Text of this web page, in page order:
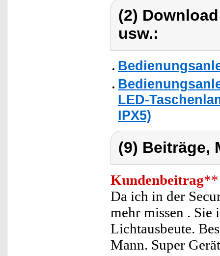
(2)
usw.:
LED-
IPX5)
(9) Beiträge,
Kundenbeitrag**
Da ich in der
mehr missen . Sie
Lichtausbeute.
Mann. Super